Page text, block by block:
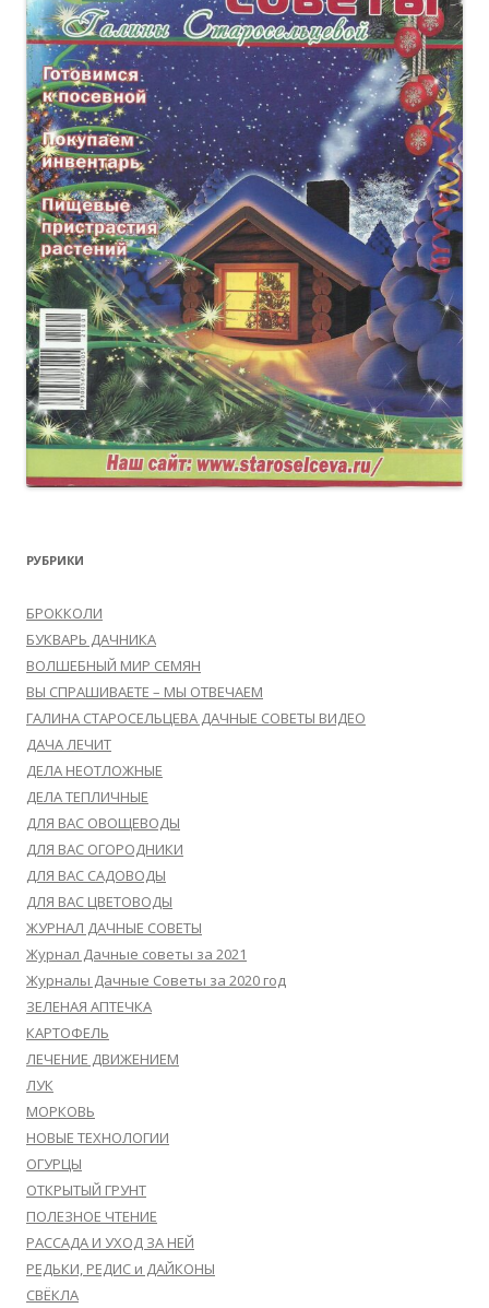
РУБРИКИ
БРОККОЛИ
БУКВАРЬ ДАЧНИКА
ВОЛШЕБНЫЙ МИР СЕМЯН
ВЫ СПРАШИВАЕТЕ – МЫ ОТВЕЧАЕМ
ГАЛИНА СТАРОСЕЛЬЦЕВА ДАЧНЫЕ СОВЕТЫ ВИДЕО
ДАЧА ЛЕЧИТ
ДЕЛА НЕОТЛОЖНЫЕ
ДЕЛА ТЕПЛИЧНЫЕ
ДЛЯ ВАС ОВОЩЕВОДЫ
ДЛЯ ВАС ОГОРОДНИКИ
ДЛЯ ВАС САДОВОДЫ
ДЛЯ ВАС ЦВЕТОВОДЫ
ЖУРНАЛ ДАЧНЫЕ СОВЕТЫ
Журнал Дачные советы за 2021
Журналы Дачные Советы за 2020 год
ЗЕЛЕНАЯ АПТЕЧКА
КАРТОФЕЛЬ
ЛЕЧЕНИЕ ДВИЖЕНИЕМ
ЛУК
МОРКОВЬ
НОВЫЕ ТЕХНОЛОГИИ
ОГУРЦЫ
ОТКРЫТЫЙ ГРУНТ
ПОЛЕЗНОЕ ЧТЕНИЕ
РАССАДА И УХОД ЗА НЕЙ
РЕДЬКИ, РЕДИС и ДАЙКОНЫ
СВЁКЛА